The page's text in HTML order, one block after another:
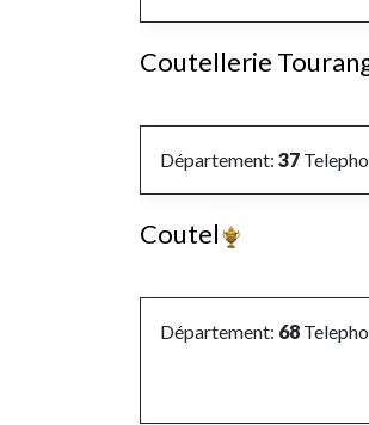
Coutellerie
Département: 37
Coutel
Département: 68